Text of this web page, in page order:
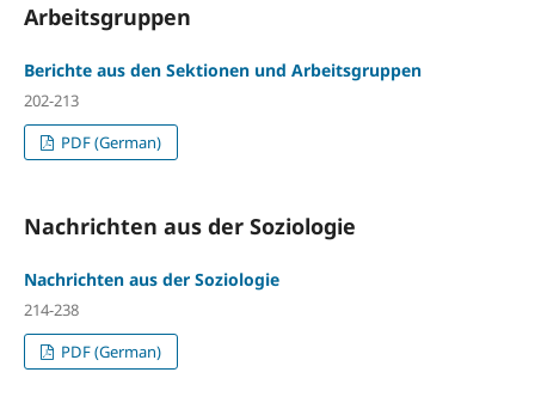
Arbeitsgruppen
Berichte aus den Sektionen und Arbeitsgruppen
202-213
PDF (German)
Nachrichten aus der Soziologie
Nachrichten aus der Soziologie
214-238
PDF (German)